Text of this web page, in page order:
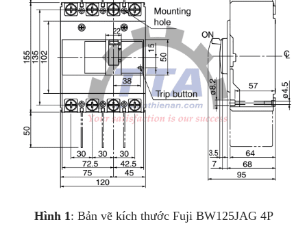
Hình 1: Bản vẽ kích thước Fuji BW125JAG 4P